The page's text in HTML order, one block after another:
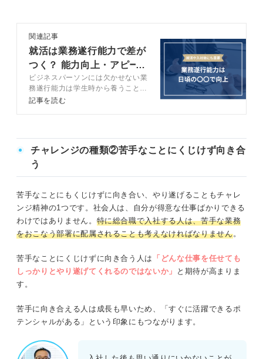
関連記事
就活は業務遂行能力で差が
つく？ 能力向上・アピー
ル方法を解説
ビジネスパーソンには欠かせない業
務遂行能力は学生時から養うことが
でき、就活時にアピールできる強み
や、就活でうまくアピールする方法
を解説します。
記事を読む
チャレンジの種類②苦手なことにくじけず向き合
う
苦手なことにもくじけずに向き合い、やり遂げることもチャレ
ンジ精神の1つです。社会人は、自分が得意な仕事ばかりできる
わけではありません。 特に総合職で入社する人は、苦手な業務
をおこなう部署に配属されることも考えなければなりません。
苦手なことにくじけずに向き合う人は 「どんな仕事を任せても
しっかりとやり遂げてくれるのではないか」
と期待が高まりま
す。
苦手に向き合える人は成長も早いため、「すぐに活躍できるポ
テンシャルがある」という印象にもつながります。